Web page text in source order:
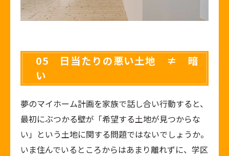
05 日当たりの悪い土地 ≠ 暗
い
夢のマイホーム計画を家族で話し合い行動すると、
最初にぶつかる壁が「希望する土地が見つからな
い」という土地に関する問題ではないでしょうか。
いま住んでいるところからはあまり離れずに、学区